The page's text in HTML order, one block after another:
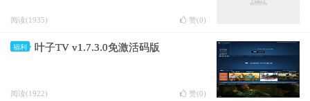
阅读(1935) 赞(0)
福利 叶子TV v1.7.3.0免激活码版
阅读(1922) 赞(0)